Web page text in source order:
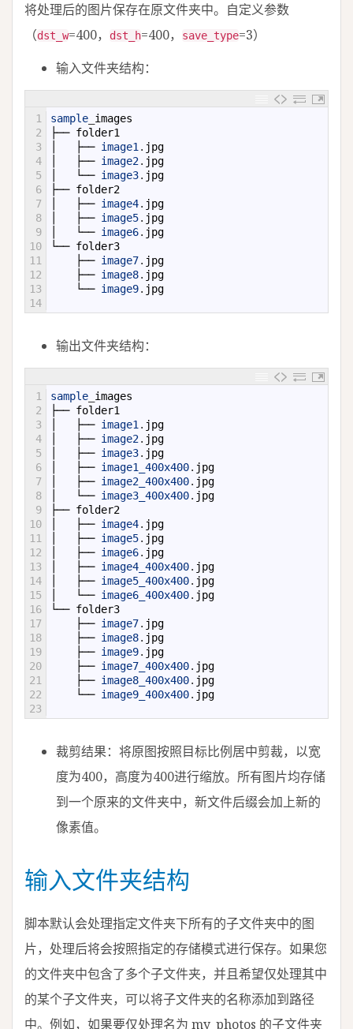
将处理后的图片保存在原文件夹中。自定义参数
（dst_w=400， dst_h=400， save_type=3）
输入文件夹结构：
1
2
3
4
5
6
7
8
9
10
11
12
13
14
sample images
├── folder1
├── image1 . jpg
├── image2. jpg
└── image3. jpg
├── folder2
├── image4. jpg
├── image5. jpg
└── image6. jpg
└── folder3
├── image7. jpg
├── image8. jpg
└── image9. jpg
输出文件夹结构：
1
2
3
4
5
6
7
8
9
10
11
12
13
14
15
16
17
18
19
20
21
22
23
sample images
├── folder1
├── image1 . jpg
├── image2. jpg
├── image3. jpg
├── image1_400x400. jpg
├── image2_400x400. jpg
└── image3_400x400. jpg
├── folder2
├── image4. jpg
├── image5. jpg
├── image6. jpg
├── image4_400x400. jpg
├── image5_400x400. jpg
└── image6_400x400. jpg
└── folder3
├── image7. jpg
├── image8. jpg
├── image9. jpg
├── image7_400x400. jpg
├── image8_400x400. jpg
└── image9_400x400. jpg
裁剪结果：将原图按照目标比例居中剪裁，以宽
度为400，高度为400进行缩放。所有图片均存储
到一个原来的文件夹中，新文件后缀会加上新的
像素值。
输入文件夹结构
脚本默认会处理指定文件夹下所有的子文件夹中的图
片，处理后将会按照指定的存储模式进行保存。如果您
的文件夹中包含了多个子文件夹，并且希望仅处理其中
的某个子文件夹，可以将子文件夹的名称添加到路径
中。例如，如果要仅处理名为 my_photos 的子文件夹